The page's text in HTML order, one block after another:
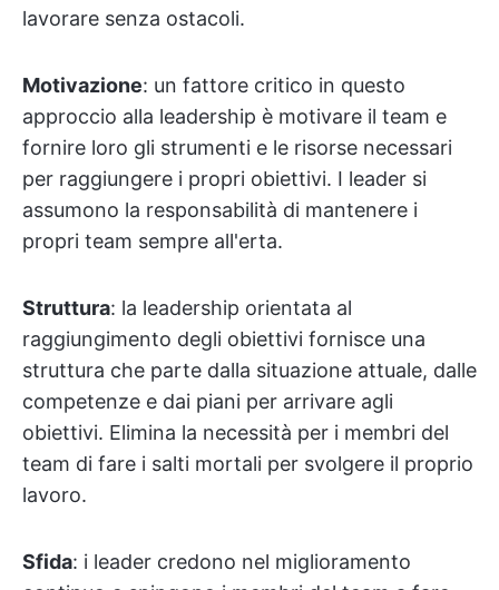
lavorare senza ostacoli.
Motivazione: un fattore critico in questo
approccio alla leadership è motivare il team e
fornire loro gli strumenti e le risorse necessari
per raggiungere i propri obiettivi. I leader si
assumono la responsabilità di mantenere i
propri team sempre all'erta.
Struttura: la leadership orientata al
raggiungimento degli obiettivi fornisce una
struttura che parte dalla situazione attuale, dalle
competenze e dai piani per arrivare agli
obiettivi. Elimina la necessità per i membri del
team di fare i salti mortali per svolgere il proprio
lavoro.
Sfida: i leader credono nel miglioramento